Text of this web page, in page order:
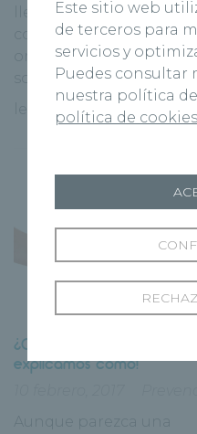
llevarlo a cabo, puede
considerado un delito
omisión del deber de
socorro. [...]
leer más
¿Quieres dejar de fumar?
explicamos cómo!
Aunque parezca una
Este sitio web
de terceros para
servicios y
Puedes consultar
nuestra política
política de cookies